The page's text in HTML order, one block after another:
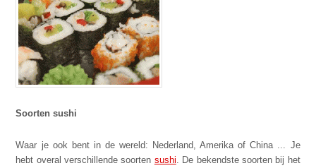
Soorten sushi
Waar je ook bent in de wereld: Nederland, Amerika of China ... Je
hebt overal verschillende soorten sushi . De bekendste soorten bij het